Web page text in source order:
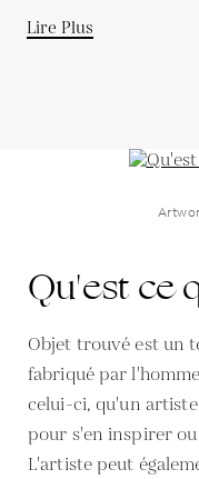
Lire Plus
Qu'est ce
Objet trouvé est un
fabriqué par
celui-ci, qu'un
pour s'en inspirer
L'artiste peut